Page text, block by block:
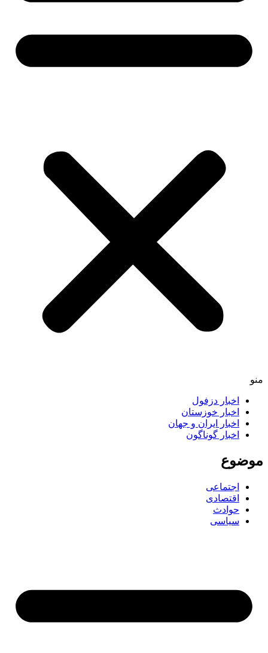
اخبار دزفول
اخبار خوزستان
اخبار ایران و جهان
اخبار گوناگون
اجتماعی
اقتصادی
حوادث
سیاسی